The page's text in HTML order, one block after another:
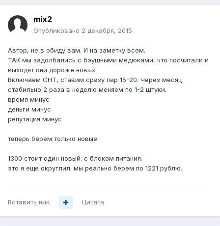
mix2
Опубликовано 2 декабря, 2015
Автор, не в обиду вам. И на заметку всем.
ТАК мы задолбались с бэушными медюками, что посчитали и
выходят они дороже новых.
Включаем СНТ, ставим сразу пар 15-20. Через месяц
стабильно 2 раза в неделю меняем по 1-2 штуки.
время минус
деньги минус
репутация минус
теперь берем только новые.
1300 стоит один новый. с блоком питания.
это я еще округлил. мы реально берем по 1221 рублю.
Вставить ник Цитата